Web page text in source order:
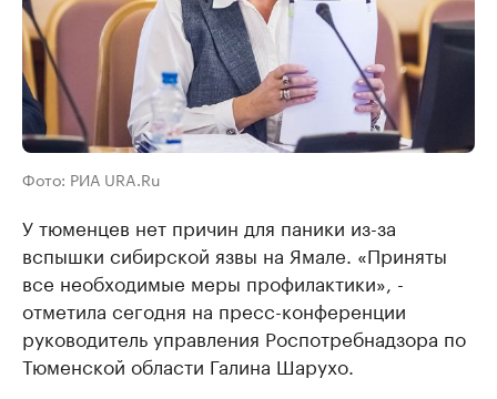
Фото: РИА URA.Ru
У тюменцев нет причин для паники из-за
вспышки сибирской язвы на Ямале. «Приняты
все необходимые меры профилактики», -
отметила сегодня на пресс-конференции
руководитель управления Роспотребнадзора по
Тюменской области Галина Шарухо.